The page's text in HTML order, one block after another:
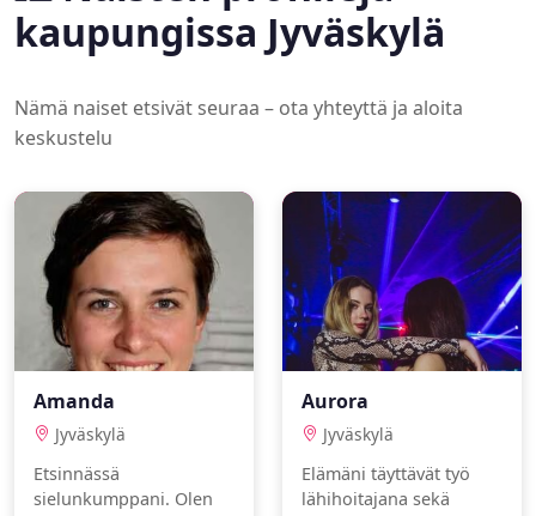
kaupungissa Jyväskylä
Nämä naiset etsivät seuraa – ota yhteyttä ja aloita
keskustelu
Amanda
Jyväskylä
Etsinnässä
sielunkumppani. Olen
Aurora
Jyväskylä
Elämäni täyttävät työ
lähihoitajana sekä